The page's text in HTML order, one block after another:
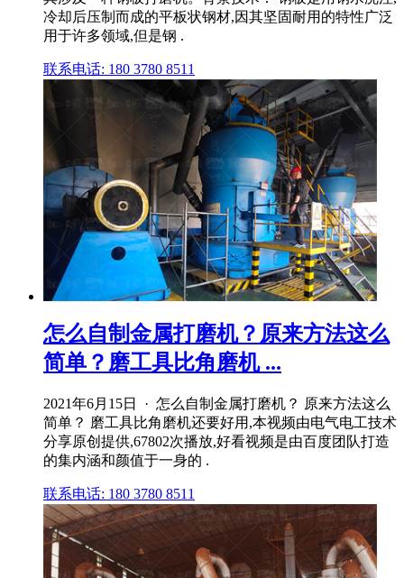
冷却后压制而成的平板状钢材,因其坚固耐用的特性广泛
用于许多领域,但是钢 .
联系电话: 180 3780 8511
怎么自制金属打磨机？原来方法这么
简单？磨工具比角磨机 ...
2021年6月15日 · 怎么自制金属打磨机？ 原来方法这么
简单？ 磨工具比角磨机还要好用,本视频由电气电工技术
分享原创提供,67802次播放,好看视频是由百度团队打造
的集内涵和颜值于一身的 .
联系电话: 180 3780 8511